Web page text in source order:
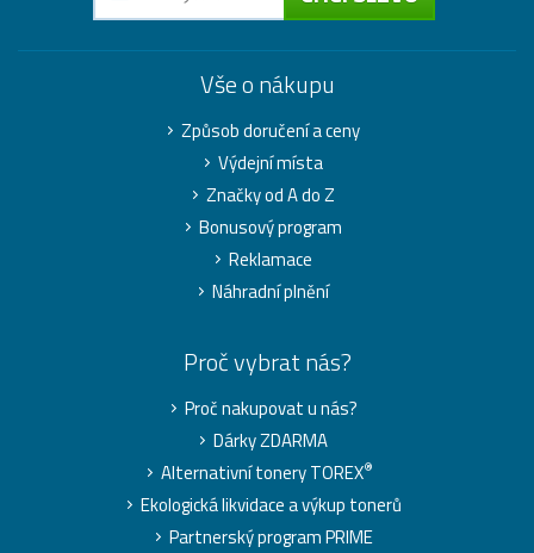
Vše o nákupu
Způsob doručení a ceny
Výdejní místa
Značky od A do Z
Bonusový program
Reklamace
Náhradní plnění
Proč vybrat nás?
Proč nakupovat u nás?
Dárky ZDARMA
Alternativní tonery TOREX®
Ekologická likvidace a výkup tonerů
Partnerský program PRIME